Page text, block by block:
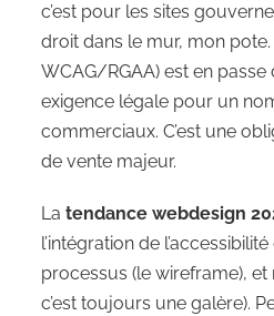
c’est pour les sites
droit dans le mur, mon pote.
WCAG/RGAA) est en
exigence légale pour un
commerciaux. C’est une
de vente majeur.
Latendance webdesign
l’intégration de
processus (le wireframe),
c’est toujours une galère).